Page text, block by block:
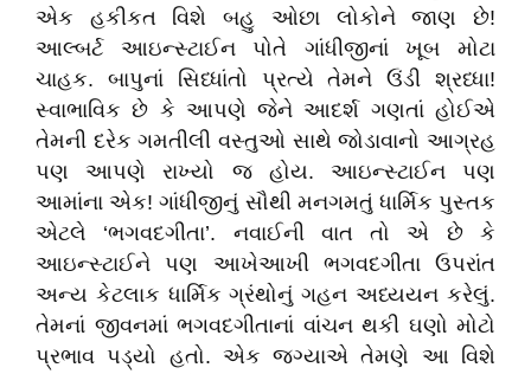
એક હકીકત વિશે બહુ ઓછા લોકોને જાણ છે!
આલ્બર્ટ આઇન્સ્ટાઈન પોતે ગાંધીજીનાં ખૂબ મોટા
ચાહક. બાપુનાં સિધ્ધાંતો પ્રત્યે તેમને ઉંડી શ્રધ્ધા!
સ્વાભાવિક છે કે આપણે જેને આદર્શ ગણતાં હોઈએ
તેમની દરેક ગમતીલી વસ્તુઓ સાથે જોડાવાનો આગ્રહ
પણ આપણે રાખ્યો જ હોય. આઇન્સ્ટાઈન પણ
આમાંના એક! ગાંધીજીનું સૌથી મનગમતું ધાર્મિક પુસ્તક
એટલે ‘ભગવદગીતા’. નવાઈની વાત તો એ છે કે
આઇન્સ્ટાઈને પણ આખેઆખી ભગવદગીતા ઉપરાંત
અન્ય કેટલાક ધાર્મિક ગ્રંથોનું ગહન અધ્યયન કરેલું.
તેમનાં જીવનમાં ભગવદગીતાનાં વાંચન થકી ઘણો મોટો
પ્રભાવ પડ્યો હતો. એક જગ્યાએ તેમણે આ વિશે